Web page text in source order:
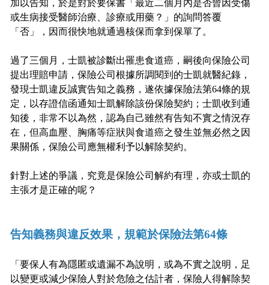
加以告知，於是對於要保書「最近二個月內是否曾因受傷
或生病接受醫師治療、診療或用藥？」的詢問答覆
「否」，因而很快地就通過核保而拿到保單了。
過了三個月，士凱被診斷出罹患食道癌，嗣後向保險公司
提出理賠申請，保險公司根據所調閱到的士凱就醫紀錄，
發現士凱違反誠實告知之義務，遂依據保險法第64條的規
定，以存證信函通知士凱解除該份保險契約；士凱收到通
知後，非常不以為然，認為自己雖然有告知不實之情況存
在，但高血壓、胸痛等症狀與食道癌之發生並無必然之因
果關係，保險公司應無權利予以解除契約。
針對上述的爭議，究竟是保險公司解約有理，亦或士凱的
主張才是正確的呢？
告知義務與違反效果，規範於保險法第64條
「要保人有為隱匿或遺漏不為說明，或為不實之說明，足
以變更或減少保險人對於危險之估計者，保險人得解除契